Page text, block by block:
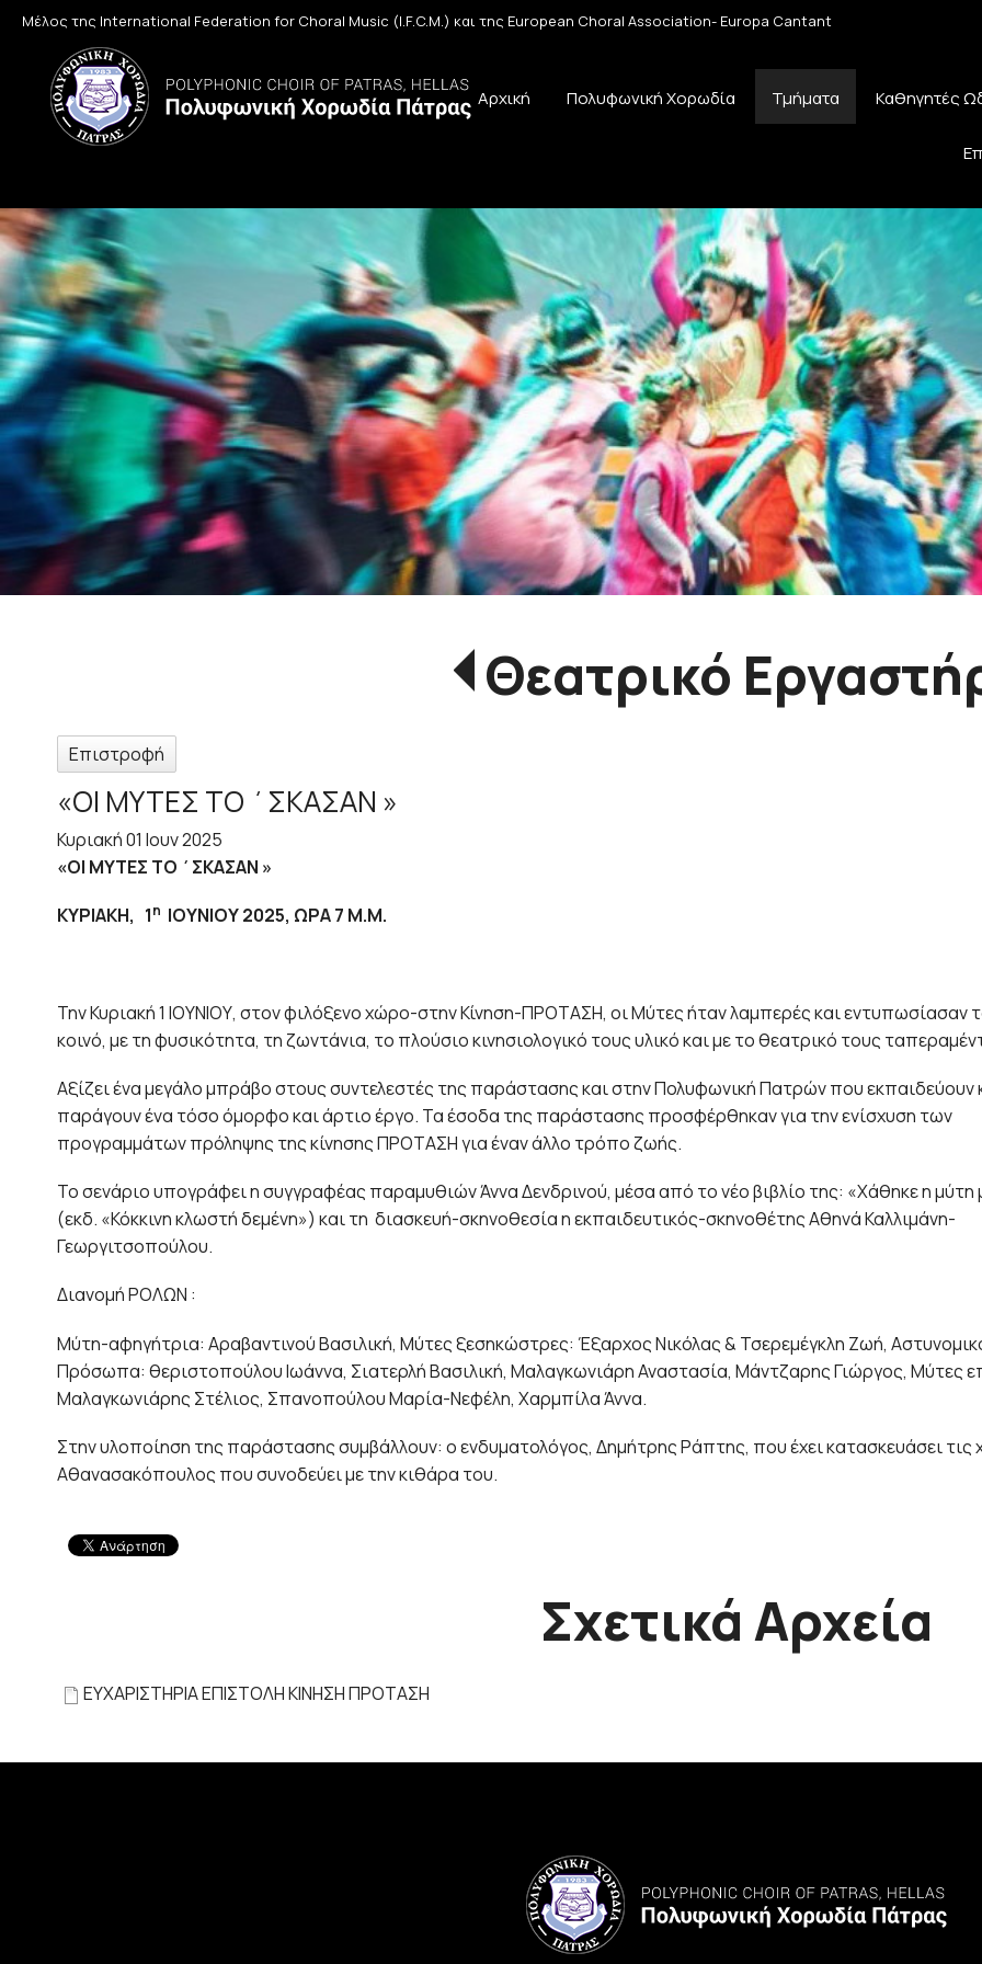
Μέλος της International Federation for Choral Music (I.F.C.M.) και της European Choral Association- Europa Cantant
Αρχική Πολυφωνική Χορωδία Τμήματα Καθηγητές
Θεατρικό
Επιστροφή
«ΟΙ ΜΥΤΕΣ ΤΟ ΄ΣΚΑΣΑΝ »
Κυριακή 01 Ιουν 2025
«ΟΙ ΜΥΤΕΣ ΤΟ ΄ΣΚΑΣΑΝ »
ΚΥΡΙΑΚΗ, 1η ΙΟΥΝΙΟΥ 2025, ΩΡΑ 7 Μ.Μ.
Την Κυριακή 1 ΙΟΥΝΙΟΥ, στον φιλόξενο χώρο-στην Κίνηση-ΠΡΟΤΑΣΗ, οι Μύτες ήταν λαμπερές και εντυπωσίασαν
κοινό, με τη φυσικότητα, τη ζωντάνια, το πλούσιο κινησιολογικό τους υλικό και με το θεατρικό τους
Αξίζει ένα μεγάλο μπράβο στους συντελεστές της παράστασης και στην Πολυφωνική Πατρών που εκπαιδεύουν
παράγουν ένα τόσο όμορφο και άρτιο έργο. Τα έσοδα της παράστασης προσφέρθηκαν για την ενίσχυση των
προγραμμάτων πρόληψης της κίνησης ΠΡΟΤΑΣΗ για έναν άλλο τρόπο ζωής.
Το σενάριο υπογράφει η συγγραφέας παραμυθιών Άννα Δενδρινού, μέσα από το νέο βιβλίο της: «Χάθηκε η
(εκδ. «Κόκκινη κλωστή δεμένη») και τη διασκευή-σκηνοθεσία η εκπαιδευτικός-σκηνοθέτης Αθηνά Καλλιμάνη-
Γεωργιτσοπούλου.
Διανομή ΡΟΛΩΝ :
Μύτη-αφηγήτρια: Αραβαντινού Βασιλική, Μύτες ξεσηκώστρες: Έξαρχος Νικόλας & Τσερεμέγκλη Ζωή,
Πρόσωπα: θεριστοπούλου Ιωάννα, Σιατερλή Βασιλική, Μαλαγκωνιάρη Αναστασία, Μάντζαρης Γιώργος, Μύτες
Μαλαγκωνιάρης Στέλιος, Σπανοπούλου Μαρία-Νεφέλη, Χαρμπίλα Άννα.
Στην υλοποίηση της παράστασης συμβάλλουν: ο ενδυματολόγος, Δημήτρης Ράπτης, που έχει κατασκευάσει τις
Αθανασακόπουλος που συνοδεύει με την κιθάρα του.
Σχετικά Αρχεία
ΕΥΧΑΡΙΣΤΗΡΙΑ ΕΠΙΣΤΟΛΗ ΚΙΝΗΣΗ ΠΡΟΤΑΣΗ